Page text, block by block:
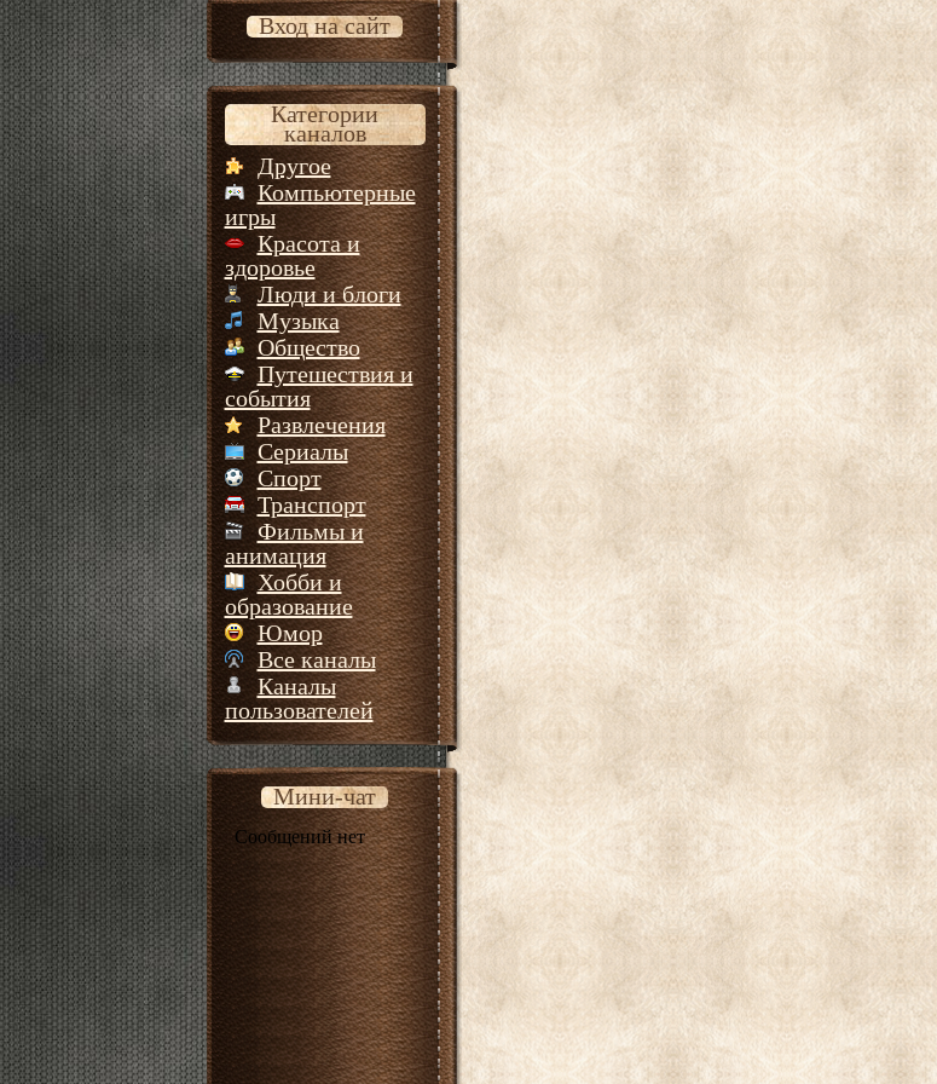
Вход на сайт
Категории
каналов
Другое
Компьютерные
игры
Красота и
здоровье
Люди и блоги
Музыка
Общество
Путешествия и
события
Развлечения
Сериалы
Спорт
Транспорт
Фильмы и
анимация
Хобби и
образование
Юмор
Все каналы
Каналы
пользователей
Мини-чат